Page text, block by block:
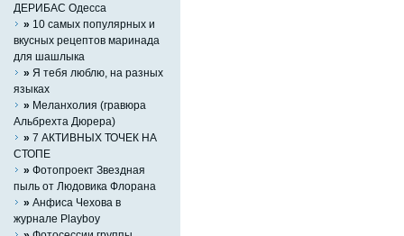
ДЕРИБАС Одесса
» 10 самых популярных и
вкусных рецептов маринада
для шашлыка
» Я тебя люблю, на разных
языках
» Меланхолия (гравюра
Альбрехта Дюрера)
» 7 АКТИВНЫХ ТОЧЕК НА
СТОПЕ
» Фотопроект Звездная
пыль от Людовика Флорана
» Анфиса Чехова в
журнале Playboy